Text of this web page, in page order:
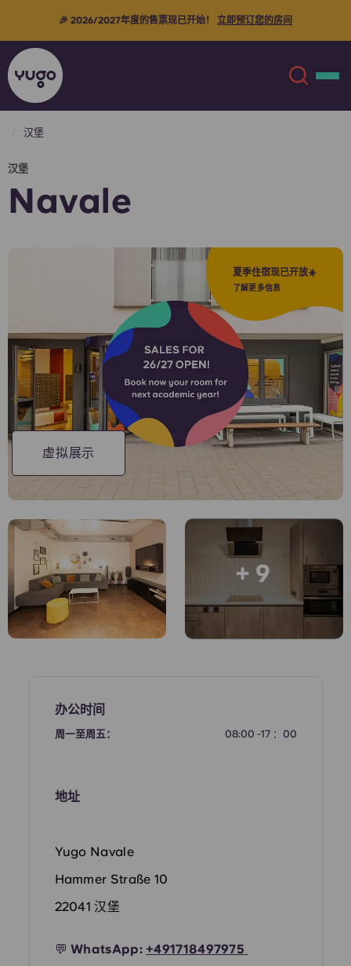
地点
账户 语言
English (GB)
English (US)
Chinese
Català
Deutsch
选择一个国家
选择一个城市
English (US)
Chinese Español
Deutsch
Italian French
汉堡
汉堡
Navale
夏季住宿现已开放☀️
了解更多信息
+ 9
虚拟展示
办公时间
周一至周五： 08:00 -17 ：00
地址
Yugo Navale
Hammer Straße 10
22041 汉堡
💬WhatsApp: +491718497975
🎉 2026/2027年度的售票现已开始！ 立即预订您的房间